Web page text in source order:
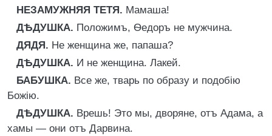
НЕЗАМУЖНЯЯ ТЕТЯ. Мамаша!
ДѢДУШКА. Положимъ, Ѳедоръ не мужчина.
ДЯДЯ. Не женщина же, папаша?
ДѢДУШКА. И не женщина. Лакей.
БАБУШКА. Все же, тварь по образу и подобію
Божію.
ДѢДУШКА. Врешь! Это мы, дворяне, отъ Адама, а
хамы — они отъ Дарвина.